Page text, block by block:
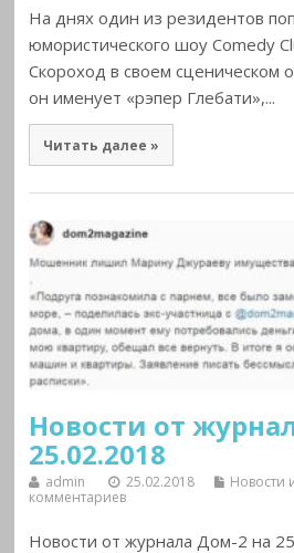
На днях один из резидентов
юмористического шоу Comedy
Скороход в своем сценическом
он именует «рэпер Глебати»,...
Читать далее »
Новости от
25.02.2018
admin 25.02.2018 Новости
комментариев
Новости от журнала Дом-2 на